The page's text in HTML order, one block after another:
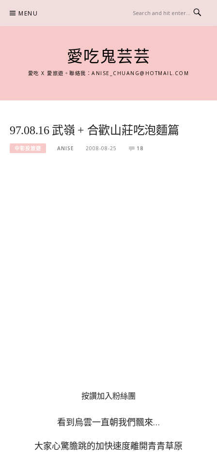
content
MENU
愛吃鬼芸芸
愛吃 X 愛旅遊。聯絡我：ANISE_CHUANG@HOTMAIL.COM
97.08.16 武嶺 + 合歡山莊吃泡麵篇
中彰投旅遊 ANISE 2008-08-25 18
按讚加入粉絲團
看到烏雲一直朝我們飄來…
大家心驚膽跳的加快速度離開青青草原